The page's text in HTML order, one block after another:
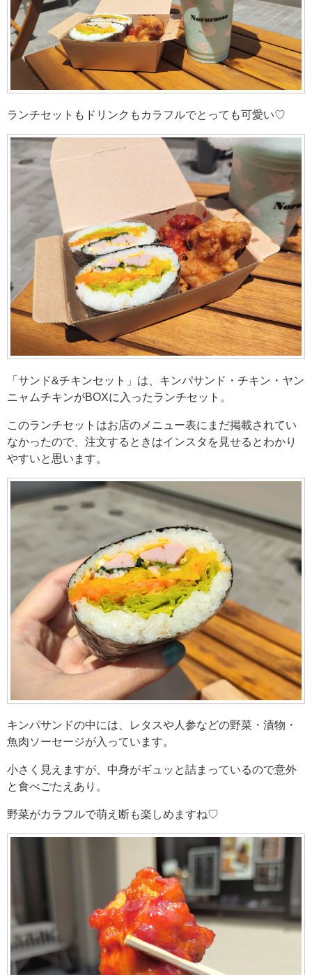
ランチセットもドリンクもカラフルでとっても可愛い♡
「サンド&チキンセット」は、キンパサンド・チキン・ヤン
ニャムチキンがBOXに入ったランチセット。
このランチセットはお店のメニュー表にまだ掲載されてい
なかったので、注文するときはインスタを見せるとわかり
やすいと思います。
キンパサンドの中には、レタスや人参などの野菜・漬物・
魚肉ソーセージが入っています。
小さく見えますが、中身がギュッと詰まっているので意外
と食べごたえあり。
野菜がカラフルで萌え断も楽しめますね♡